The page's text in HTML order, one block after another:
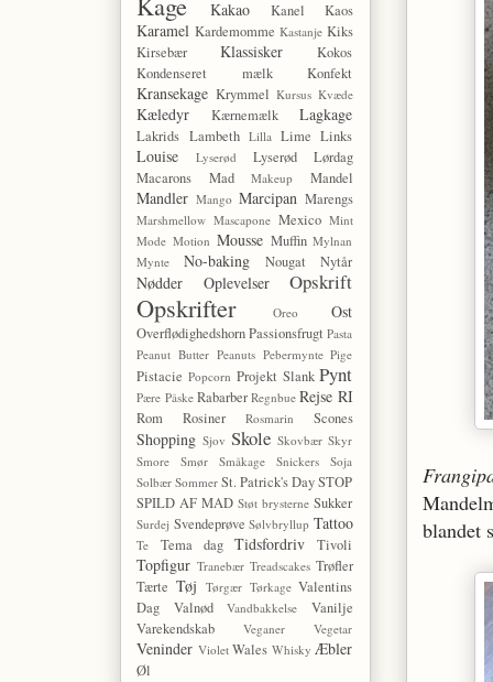
blandet
Kakao Kanel Kaos
Karamel Kardemomme Kastanje Kiks
Kirsebær
Klassisker
Kokos
Kondenseret mælk
Konfekt
Kransekage Krymmel Kursus Kvæde
Kæledyr Kærnemælk Lagkage
Lakrids Lambeth Lilla Lime Links
Louise Lyserød
Lyserød Lørdag
Macarons
Mad Makeup Mandel
Mandler Mango Marcipan Marengs
Marshmellow Mascapone Mexico Mint
Mode Motion Mousse Muffin Mylnan
Mynte
No-baking Nougat Nytår
Nødder Oplevelser Opskrift
Opskrifter Oreo Ost
Overflødighedshorn Passionsfrugt Pasta
Peanut Butter Peanuts Pebermynte Pige
Pistacie Popcorn Projekt Slank Pynt
Pære Påske Rabarber Regnbue Rejse RI
Rom Rosiner Rosmarin Scones
Shopping Sjov Skole Skovbær Skyr
Smore
Smør Småkage Snickers
Soja
Solbær Sommer St. Patrick's Day STOP
SPILD AF MAD Støt brysterne Sukker
Surdej Svendeprøve Sølvbryllup Tattoo
Te Tema dag Tidsfordriv Tivoli
Topfigur Tranebær Treadscakes Trøfler
Tærte Tøj Tørgær Tørkage Valentins
Dag
Valnød Vandbakkelse
Vanilje
Varekendskab
Veganer Vegetar
Veninder Violet Wales Whisky Æbler
Øl